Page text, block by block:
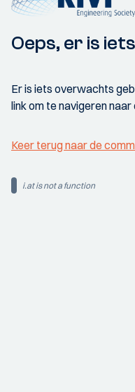
Oeps, er is
Er is iets overwachts
link om te navigeren
Keer terug naar de
i.at is not a function